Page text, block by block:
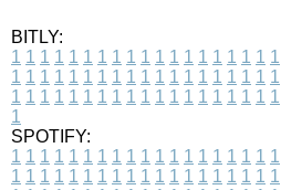
BITLY:
1 1 1 1 1 1 1 1 1 1 1 1 1 1 1 1 1 1 1
1 1 1 1 1 1 1 1 1 1 1 1 1 1 1 1 1 1 1
1 1 1 1 1 1 1 1 1 1 1 1 1 1 1 1 1 1 1
1
SPOTIFY:
1 1 1 1 1 1 1 1 1 1 1 1 1 1 1 1 1 1 1
1 1 1 1 1 1 1 1 1 1 1 1 1 1 1 1 1 1 1